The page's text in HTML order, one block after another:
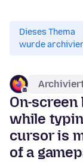
Dieses Thema
wurde
On-
while
cursor is
of a